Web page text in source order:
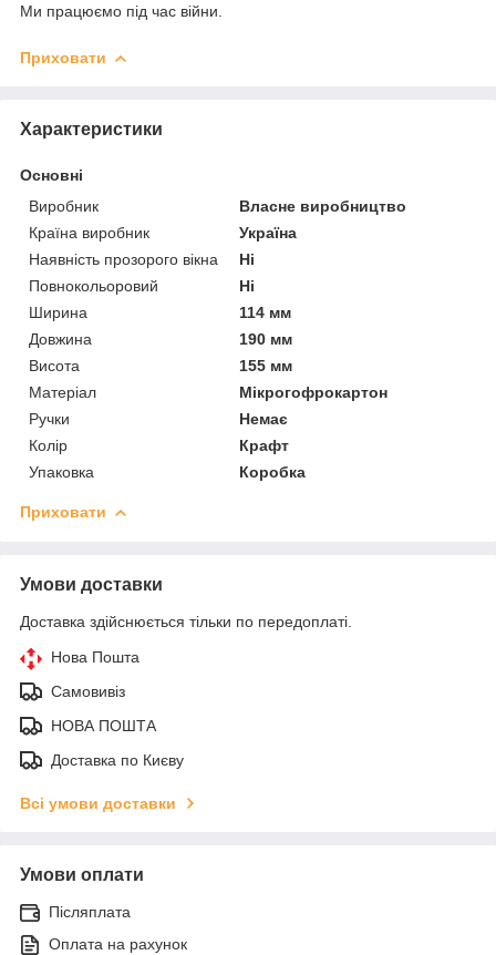
Ми працюємо під час війни.
Приховати
Характеристики
Основні
Виробник
Власне виробництво
Країна виробник
Україна
Наявність прозорого вікна
Ні
Повнокольоровий
Ні
Ширина
114 мм
Довжина
190 мм
Висота
155 мм
Матеріал
Мікрогофрокартон
Ручки
Немає
Колір
Крафт
Упаковка
Коробка
Приховати
Умови доставки
Доставка здійснюється тільки по передоплаті.
Нова Пошта
Самовивіз
НОВА ПОШТА
Доставка по Києву
Всі умови доставки
Умови оплати
Післяплата
Оплата на рахунок